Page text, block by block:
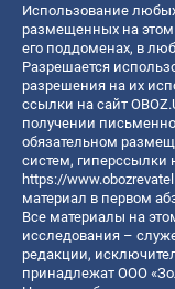
Использование
размещенных на этом
его поддоменах, в
Разрешается
разрешения на их
ссылки на сайт
получении
обязательном
систем, гиперссылки
https://
материал в первом
Все материалы на
исследования –
редакции,
принадлежат ООО